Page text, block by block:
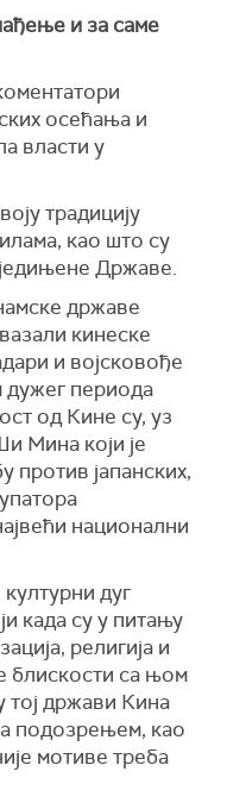
и за саме
осећања и
власти у
традицију
као што су
Државе.
државе
кинеске
и војсковође
дужег периода
од Кине су, уз
Мина који је
против јапанских,
национални
дуг
када су у питању
религија и
блискости са њом
тој држави Кина
подозрењем, као
мотиве треба